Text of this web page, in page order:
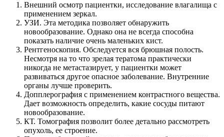
Внешний осмотр пациентки, исследование влагалища с
применением зеркал.
УЗИ. Эта методика позволяет обнаружить
новообразование. Однако она не всегда способна
показать наличие очень маленьких кист.
Рентгеноскопия. Обследуется вся брюшная полость.
Несмотря на то что зрелая тератома практически
никогда не метастазирует, у пациентки может
развиваться другое опасное заболевание. Внутренние
органы лучше проверить.
Допплерография с применением контрастного вещества.
Дает возможность определить, какие сосуды питают
новообразование.
КТ. Томография позволит более детально рассмотреть
опухоль, ее строение.